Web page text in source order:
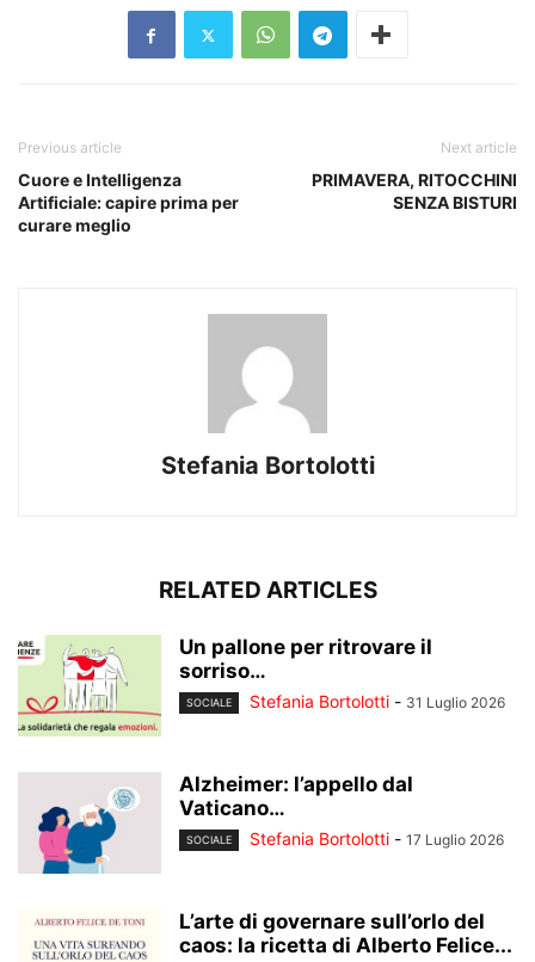
Previous article
Cuore e Intelligenza
Artificiale: capire prima per
curare meglio
Next article
PRIMAVERA, RITOCCHINI
SENZA BISTURI
Stefania Bortolotti
RELATED ARTICLES
Un pallone per ritrovare il
sorriso…
SOCIALE Stefania Bortolotti - 31 Luglio 2026
Alzheimer: l’appello dal
Vaticano…
SOCIALE Stefania Bortolotti - 17 Luglio 2026
L’arte di governare sull’orlo del
caos: la ricetta di Alberto Felice...